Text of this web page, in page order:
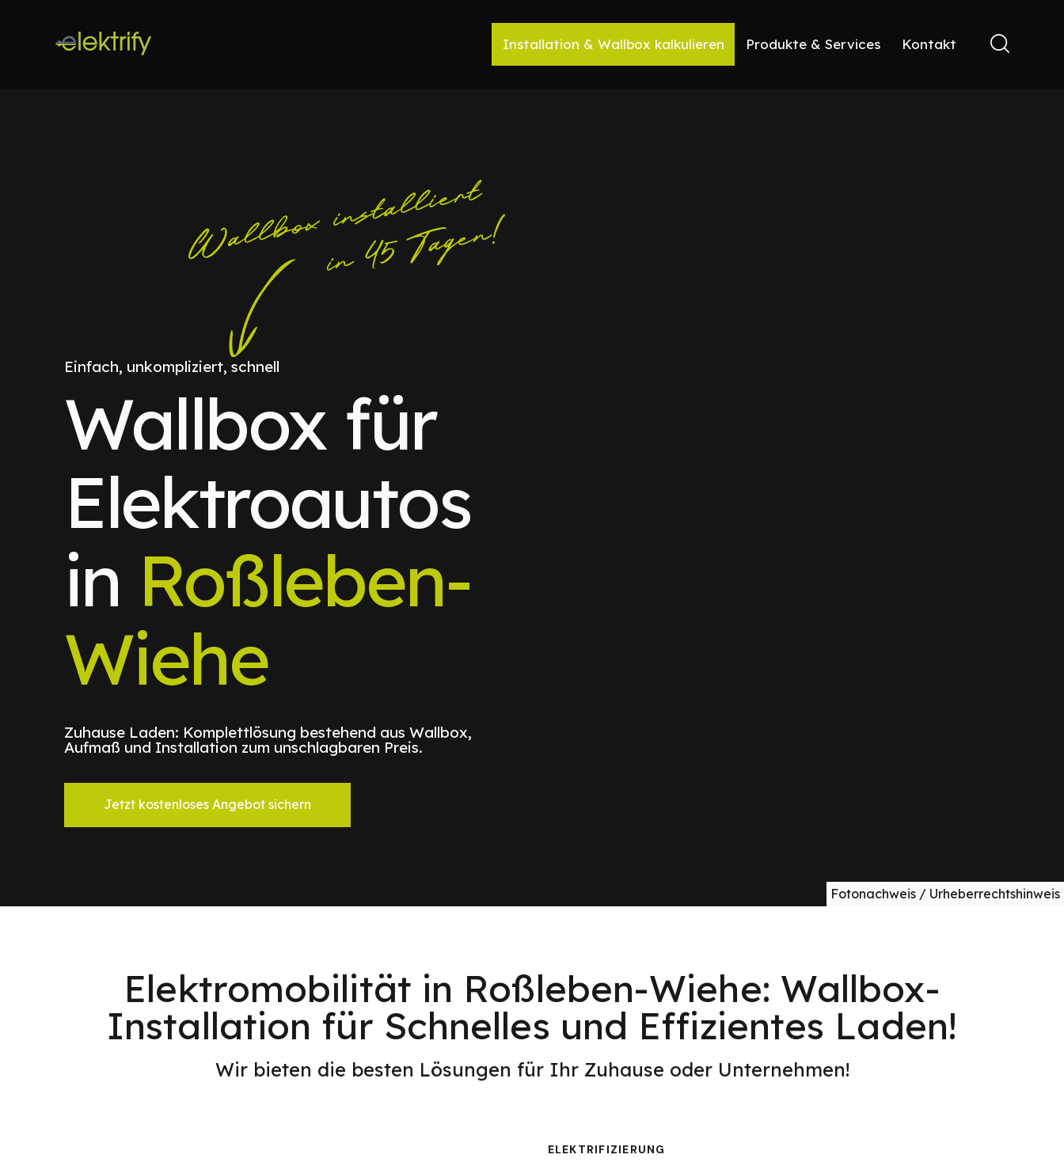
Installation & Wallbox kalkulieren Produkte & Services Kontakt
Einfach, unkompliziert, schnell
Wallbox für
Elektroautos
in Roßleben-
Wiehe
Zuhause Laden: Komplettlösung bestehend aus Wallbox,
Aufmaß und Installation zum unschlagbaren Preis.
Jetzt kostenloses Angebot sichern
Fotonachweis / Urheberrechtshinweis
Elektromobilität in Roßleben-Wiehe: Wallbox-
Installation für Schnelles und Effizientes Laden!
Wir bieten die besten Lösungen für Ihr Zuhause oder Unternehmen!
ELEKTRIFIZIERUNG